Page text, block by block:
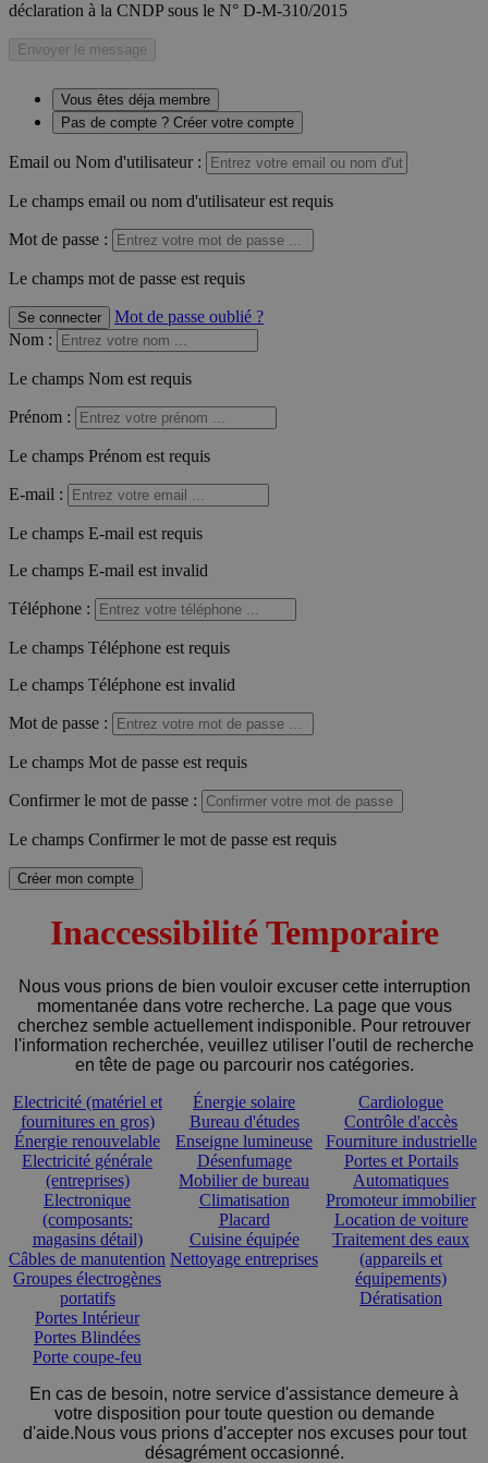
déclaration à la CNDP sous le N° D-M-310/2015
Envoyer le message
Vous êtes déja membre
Pas de compte ? Créer votre compte
Email ou Nom d'utilisateur :
Le champs email ou nom d'utilisateur est requis
Mot de passe :
Le champs mot de passe est requis
Se connecter
Mot de passe oublié ?
Nom :
Le champs Nom est requis
Prénom :
Le champs Prénom est requis
E-mail :
Le champs E-mail est requis
Le champs E-mail est invalid
Téléphone :
Le champs Téléphone est requis
Le champs Téléphone est invalid
Mot de passe :
Le champs Mot de passe est requis
Confirmer le mot de passe :
Le champs Confirmer le mot de passe est requis
Créer mon compte
Inaccessibilité Temporaire
Nous vous prions de bien vouloir excuser cette interruption
momentanée dans votre recherche. La page que vous
cherchez semble actuellement indisponible. Pour retrouver
l'information recherchée, veuillez utiliser l'outil de recherche
en tête de page ou parcourir nos catégories.
Electricité (matériel et
fournitures en gros)
Énergie renouvelable
Electricité générale
(entreprises)
Electronique
(composants:
magasins détail)
Câbles de manutention
Groupes électrogènes
portatifs
Portes Intérieur
Portes Blindées
Porte coupe-feu
Énergie solaire
Bureau d'études
Enseigne lumineuse
Désenfumage
Mobilier de bureau
Climatisation
Placard
Cuisine équipée
Nettoyage entreprises
Cardiologue
Contrôle d'accès
Fourniture industrielle
Portes et Portails
Automatiques
Promoteur immobilier
Location de voiture
Traitement des eaux
(appareils et
équipements)
Dératisation
En cas de besoin, notre service d'assistance demeure à
votre disposition pour toute question ou demande
d'aide.Nous vous prions d'accepter nos excuses pour tout
désagrément occasionné.